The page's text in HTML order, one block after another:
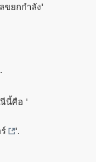
ขยกกำลัง'
นี้คือ '
'.